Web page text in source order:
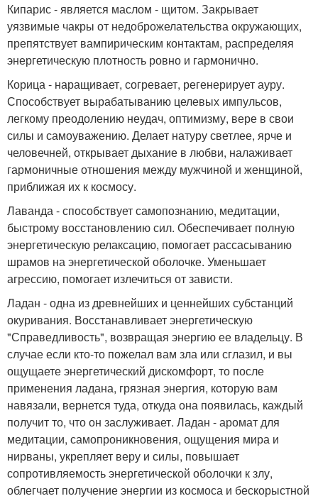
Кипарис - является маслом - щитом. Закрывает
уязвимые чакры от недоброжелательства окружающих,
препятствует вампирическим контактам, распределяя
энергетическую плотность ровно и гармонично.
Корица - наращивает, согревает, регенерирует ауру.
Способствует вырабатыванию целевых импульсов,
легкому преодолению неудач, оптимизму, вере в свои
силы и самоуважению. Делает натуру светлее, ярче и
человечней, открывает дыхание в любви, налаживает
гармоничные отношения между мужчиной и женщиной,
приближая их к космосу.
Лаванда - способствует самопознанию, медитации,
быстрому восстановлению сил. Обеспечивает полную
энергетическую релаксацию, помогает рассасыванию
шрамов на энергетической оболочке. Уменьшает
агрессию, помогает излечиться от зависти.
Ладан - одна из древнейших и ценнейших субстанций
окуривания. Восстанавливает энергетическую
"Справедливость", возвращая энергию ее владельцу. В
случае если кто-то пожелал вам зла или сглазил, и вы
ощущаете энергетический дискомфорт, то после
применения ладана, грязная энергия, которую вам
навязали, вернется туда, откуда она появилась, каждый
получит то, что он заслуживает. Ладан - аромат для
медитации, самопроникновения, ощущения мира и
нирваны, укрепляет веру и силы, повышает
сопротивляемость энергетической оболочки к злу,
облегчает получение энергии из космоса и бескорыстной